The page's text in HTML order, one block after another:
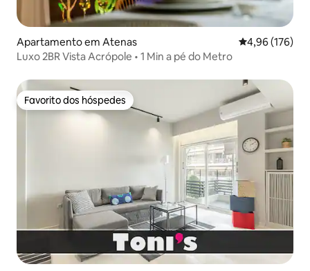
Apartamento em Atenas Classificação
4,96 (176)
Luxo 2BR Vista Acrópole • 1 Min a pé do Metro
Favorito dos hóspedes
Favorito dos hóspedes